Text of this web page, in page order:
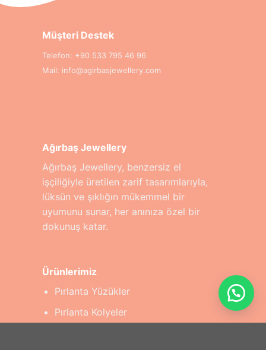
Ağırbaş Jewellery
Ağırbaş Jewellery, benzersiz el
işçiliğiyle üretilen zarif tasarımlarıyla,
lüksün ve şıklığın mükemmel bir
uyumunu sunar, her anınıza özel bir
dokunuş katar.
Ürünlerimiz
Pırlanta Yüzükler
Pırlanta Kolyeler
Müşteri Destek
Telefon: +90 533 795 46 96
Mail: info@agirbasjewellery.com